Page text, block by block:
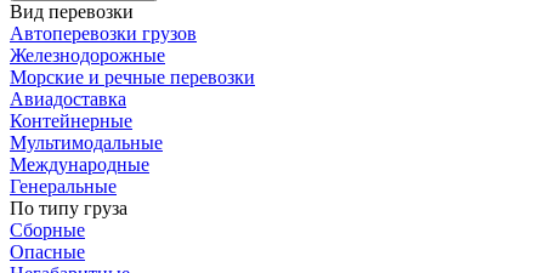
Вид перевозки
Автоперевозки грузов
Железнодорожные
Морские и речные перевозки
Авиадоставка
Контейнерные
Мультимодальные
Международные
Генеральные
По типу груза
Сборные
Опасные